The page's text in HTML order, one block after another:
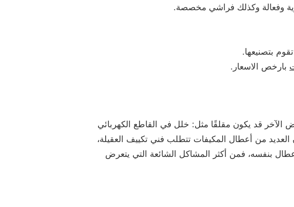
وفعالة وكذلك فراشي مخصصة.
بتصنيعها.
بارخص الاسعار.
الآخر قد يكون مقلقًا مثل: خلل في القاطع الكهربائي
من أعطال المكيفات تتطلب فني تكييف العقيلة،
بنفسه، فمن أكثر المشاكل الشائعة التي يتعرض